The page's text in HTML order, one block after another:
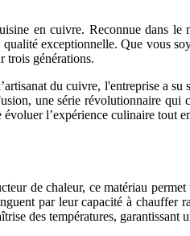
en cuivre. Reconnue dans le
exceptionnelle. Que vous
trois générations.
du cuivre, l'entreprise a su
une série révolutionnaire qui
l’expérience culinaire tout
de chaleur, ce matériau
par leur capacité à chauffer
des températures, garantissant